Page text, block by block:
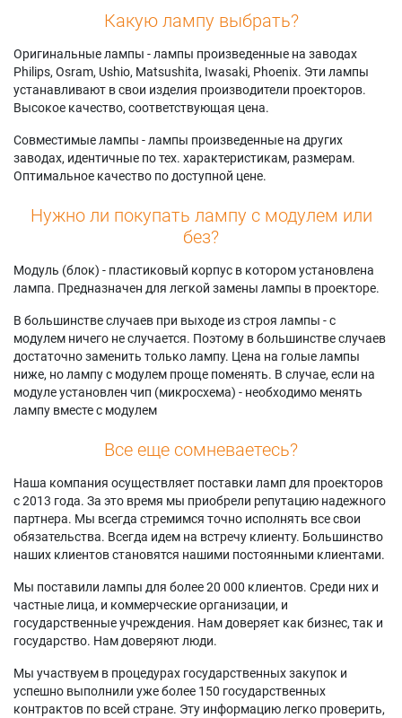
Какую лампу выбрать?
Оригинальные лампы - лампы произведенные на заводах
Philips, Osram, Ushio, Matsushita, Iwasaki, Phoenix. Эти лампы
устанавливают в свои изделия производители проекторов.
Высокое качество, соответствующая цена.
Совместимые лампы - лампы произведенные на других
заводах, идентичные по тех. характеристикам, размерам.
Оптимальное качество по доступной цене.
Нужно ли покупать лампу с модулем или
без?
Модуль (блок) - пластиковый корпус в котором установлена
лампа. Предназначен для легкой замены лампы в проекторе.
В большинстве случаев при выходе из строя лампы - с
модулем ничего не случается. Поэтому в большинстве случаев
достаточно заменить только лампу. Цена на голые лампы
ниже, но лампу с модулем проще поменять. В случае, если на
модуле установлен чип (микросхема) - необходимо менять
лампу вместе с модулем
Все еще сомневаетесь?
Наша компания осуществляет поставки ламп для проекторов
с 2013 года. За это время мы приобрели репутацию надежного
партнера. Мы всегда стремимся точно исполнять все свои
обязательства. Всегда идем на встречу клиенту. Большинство
наших клиентов становятся нашими постоянными клиентами.
Мы поставили лампы для более 20 000 клиентов. Среди них и
частные лица, и коммерческие организации, и
государственные учреждения. Нам доверяет как бизнес, так и
государство. Нам доверяют люди.
Мы участвуем в процедурах государственных закупок и
успешно выполнили уже более 150 государственных
контрактов по всей стране. Эту информацию легко проверить,